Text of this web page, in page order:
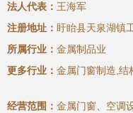
法人代表： 王海军
注册地址： 盱眙县天泉湖镇
所属行业： 金属制品业
更多行业： 金属门窗制造,结
经营范围： 金属门窗、空调